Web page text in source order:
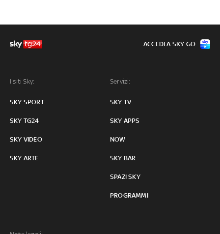
I siti Sky:
SKY SPORT
SKY TG24
SKY VIDEO
SKY ARTE
Servizi:
SKY TV
SKY APPS
NOW
SKY BAR
SPAZI SKY
PROGRAMMI
ACCEDI A SKY GO